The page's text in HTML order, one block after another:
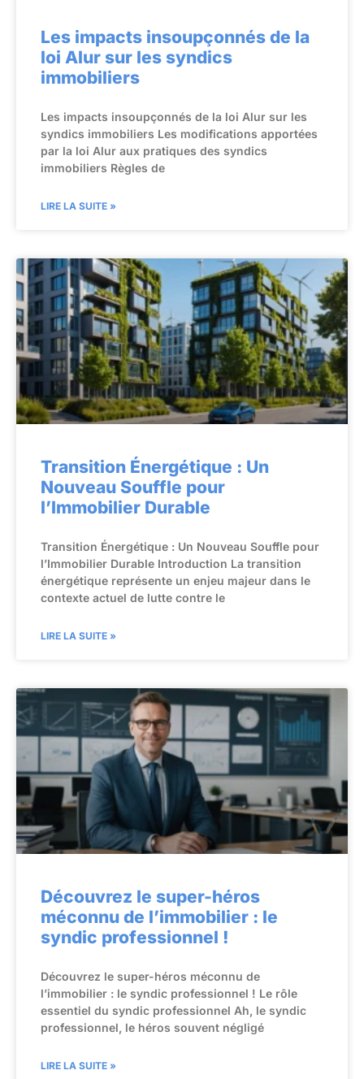
Les impacts insoupçonnés de la
loi Alur sur les syndics
immobiliers
Les impacts insoupçonnés de la loi Alur sur les
syndics immobiliers Les modifications apportées
par la loi Alur aux pratiques des syndics
immobiliers Règles de
LIRE LA SUITE »
Transition Énergétique : Un
Nouveau Souffle pour
l’Immobilier Durable
Transition Énergétique : Un Nouveau Souffle pour
l’Immobilier Durable Introduction La transition
énergétique représente un enjeu majeur dans le
contexte actuel de lutte contre le
LIRE LA SUITE »
Découvrez le super-héros
méconnu de l’immobilier : le
syndic professionnel !
Découvrez le super-héros méconnu de
l’immobilier : le syndic professionnel ! Le rôle
essentiel du syndic professionnel Ah, le syndic
professionnel, le héros souvent négligé
LIRE LA SUITE »